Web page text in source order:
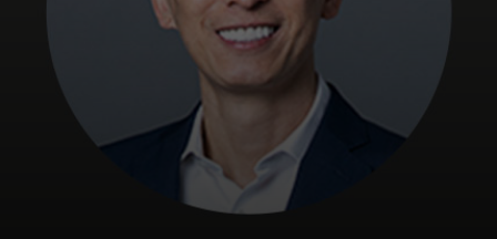
Berita dan tren